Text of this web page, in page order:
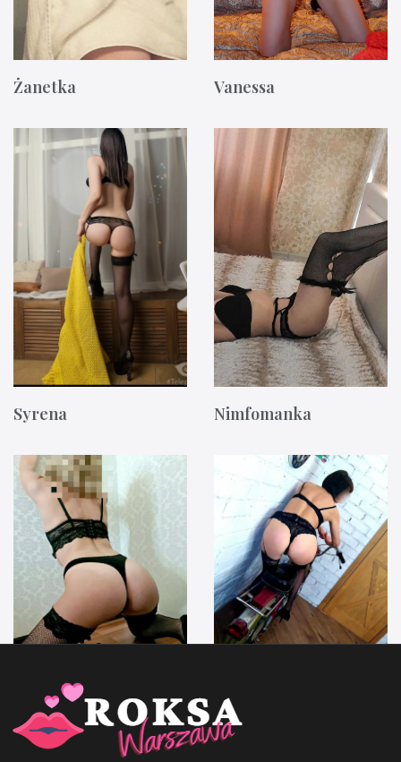
Żanetka Vanessa
Syrena Nimfomanka
Anna Ford Irenka